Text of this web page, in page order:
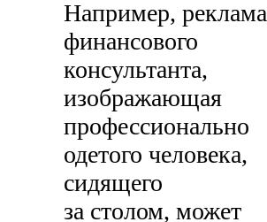
Например, реклама
финансового
консультанта,
изображающая
профессионально
одетого человека,
сидящего
за столом, может